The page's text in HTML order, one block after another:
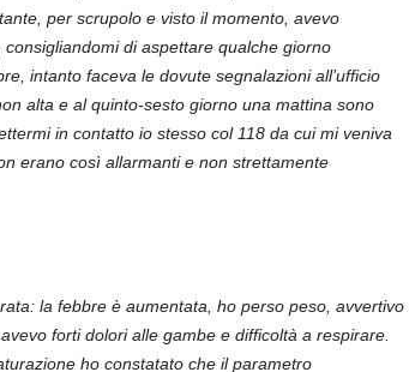
per scrupolo e visto il momento, avevo
di aspettare qualche giorno
intanto faceva le dovute segnalazioni all’ufficio
alta e al quinto-sesto giorno una mattina sono
in contatto io stesso col 118 da cui mi veniva
erano così allarmanti e non strettamente
la febbre è aumentata, ho perso peso, avvertivo
forti dolori alle gambe e difficoltà a respirare.
ho constatato che il parametro